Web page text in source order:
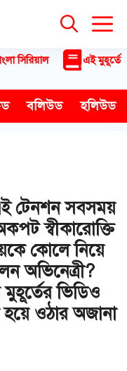
সিরিয়াল এই মুহূর্তে
বলিউড হলিউড
টেনশন সবসময়
স্বীকারোক্তি
কোলে নিয়ে
অভিনেত্রী?
ভিডিও
ওঠার অজানা